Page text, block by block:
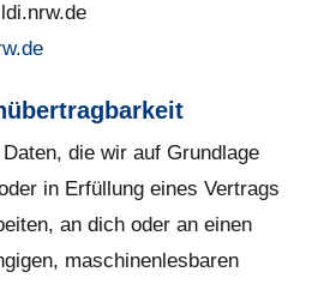
die wir auf Grundlage
in Erfüllung eines Vertrags
an dich oder an einen
maschinenlesbaren